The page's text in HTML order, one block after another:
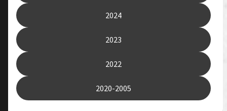
2024
2023
2022
2020-2005